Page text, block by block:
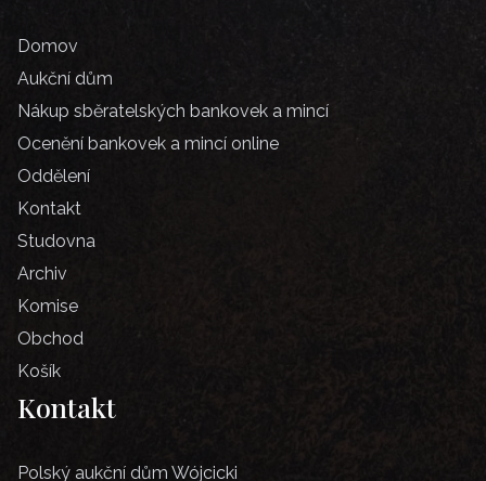
Domov
Aukční dům
Nákup sběratelských bankovek a mincí
Ocenění bankovek a mincí online
Oddělení
Kontakt
Studovna
Archiv
Komise
Obchod
Košík
Kontakt
Polský aukční dům Wójcicki